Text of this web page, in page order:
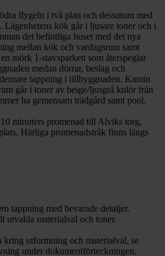
flygeln i två plan och dessutom med
Lägenhetens kök går i ljusare toner och i
det befintliga huset med det nya
mellan kök och vardagsrum samt
mörk 1-stavsparkett som återspeglar
medan dörrar, beslag och
tappning i tillbyggnaden. Kamin
går i toner av beige/ljusgrå kulör från
ha gemensam trädgård samt pool.
minuters promenad till Alviks torg,
Härliga promenadstråk finns längs
tappning med bevarade detaljer.
utvalda materialval och toner.
kring utformning och materialval, se
under dokumentförteckningen.